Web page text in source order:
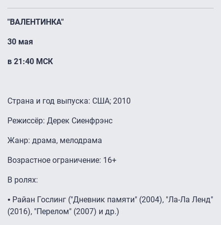
"ВАЛЕНТИНКА"
30 мая
в 21:40 МСК
Страна и год выпуска: США; 2010
Режиссёр: Дерек Сиенфрэнс
Жанр: драма, мелодрама
Возрастное ограничение: 16+
В ролях:
⦁ Райан Гослинг ("Дневник памяти" (2004), "Ла-Ла Ленд"
(2016), "Перелом" (2007) и др.)